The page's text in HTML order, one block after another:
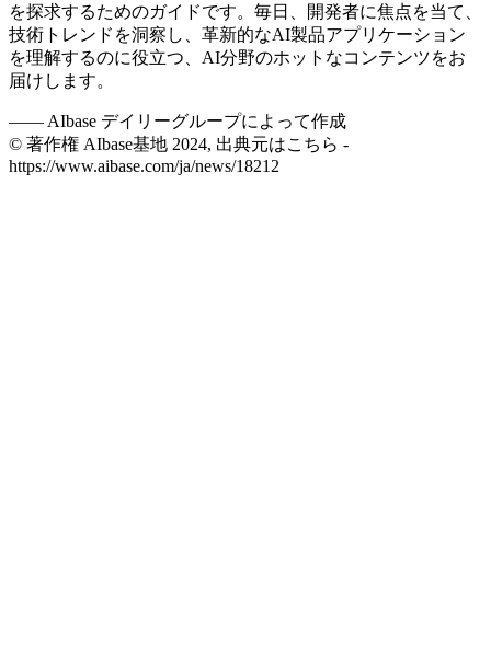
を探求するためのガイドです。毎日、開発者に焦点を当て、
技術トレンドを洞察し、革新的なAI製品アプリケーション
を理解するのに役立つ、AI分野のホットなコンテンツをお
届けします。
—— AIbase デイリーグループによって作成
© 著作権 AIbase基地 2024, 出典元はこちら -
https://www.aibase.com/ja/news/18212